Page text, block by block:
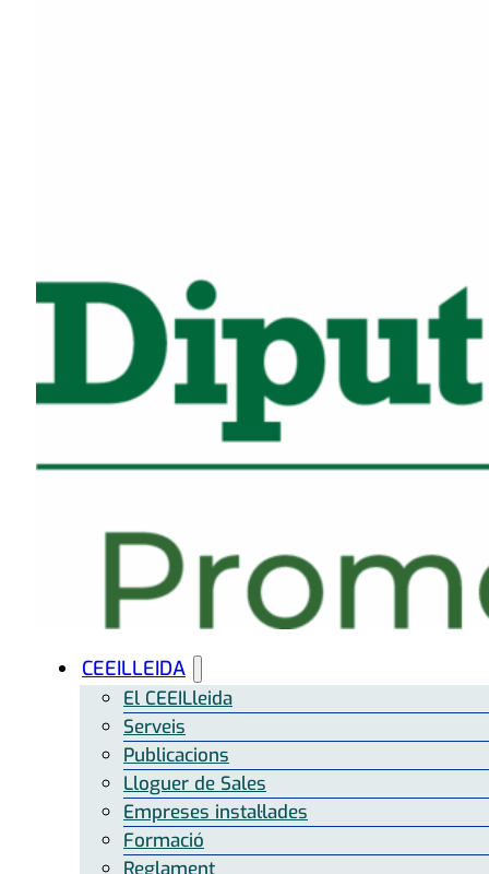
CEEILLEIDA
El CEEILleida
Serveis
Publicacions
Lloguer de Sales
Empreses instal·lades
Formació